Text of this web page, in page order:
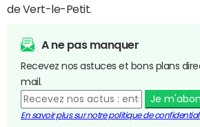
de Vert-le-Petit.
A ne pas manquer
Recevez nos astuces et bons plans
mail.
Je
En savoir plus sur notre politique de